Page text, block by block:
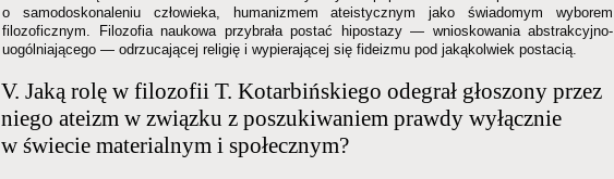
o samodoskonaleniu człowieka, humanizmem ateistycznym jako świadomym wyborem
filozoficznym. Filozofia naukowa przybrała postać hipostazy — wnioskowania abstrakcyjno-
uogólniającego — odrzucającej religię i wypierającej się fideizmu pod jakąkolwiek postacią.
V. Jaką rolę w filozofii T. Kotarbińskiego odegrał głoszony przez
niego ateizm w związku z poszukiwaniem prawdy wyłącznie
w świecie materialnym i społecznym?